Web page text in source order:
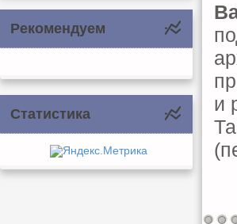
Рекомендуем
Статистика
и